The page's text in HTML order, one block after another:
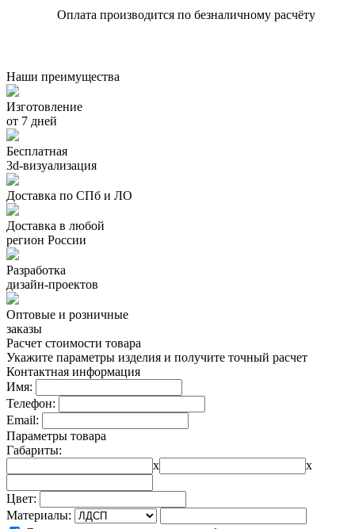
Оплата производится по безналичному расчёту
Наши преимущества
Изготовление
от 7 дней
Бесплатная
3d-визуализация
Доставка по СПб и ЛО
Доставка в любой
регион России
Разработка
дизайн-проектов
Оптовые и розничные
заказы
Расчет стоимости товара
Укажите параметры изделия и получите точный расчет
Контактная информация
Имя:
Телефон:
Email:
Параметры товара
Габариты:
x
x
Цвет:
Материалы: